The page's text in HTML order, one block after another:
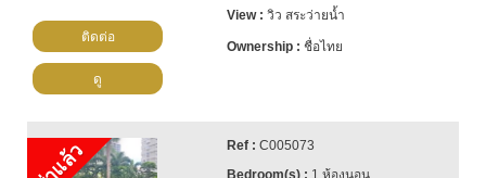
วิว สระว่ายน้ำ
ชื่อไทย
ติดต่อ
ดู
C005073